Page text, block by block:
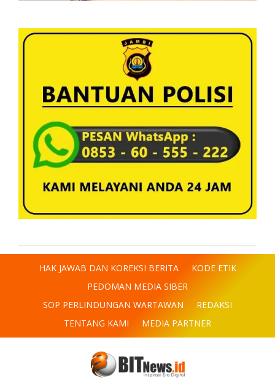
HAK JAWAB DAN KOREKSI BERITA
KODE ETIK
PEDOMAN MEDIA SIBER
SOP PERLINDUNGAN WARTAWAN
REDAKSI
TENTANG KAMI
MEDIA PARTNER